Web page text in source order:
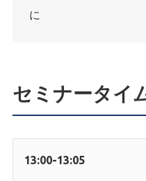
に
セミナータイ
13:00-13:05